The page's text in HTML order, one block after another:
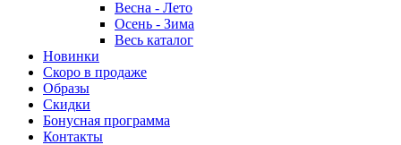
Весна - Лето
Осень - Зима
Весь каталог
Новинки
Скоро в продаже
Образы
Скидки
Бонусная программа
Контакты